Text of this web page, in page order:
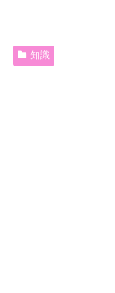
知識